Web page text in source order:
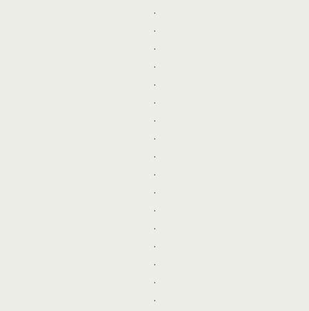
.
.
.
.
.
.
.
.
.
.
.
.
.
.
.
.
.